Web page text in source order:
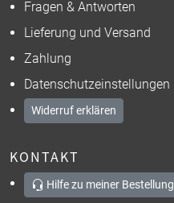
Fragen & Antworten
Lieferung und Versand
Zahlung
Datenschutzeinstellungen
Widerruf erklären
KONTAKT
Hilfe zu meiner Bestellung